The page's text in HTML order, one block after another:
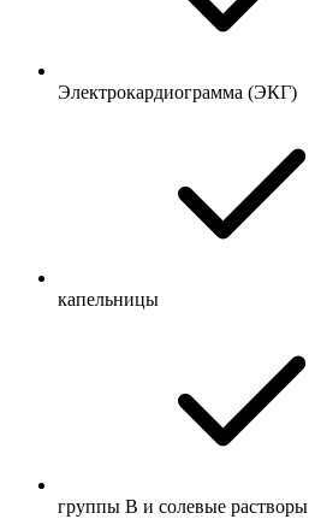
Электрокардиограмма (ЭКГ)
капельницы
группы B и солевые растворы